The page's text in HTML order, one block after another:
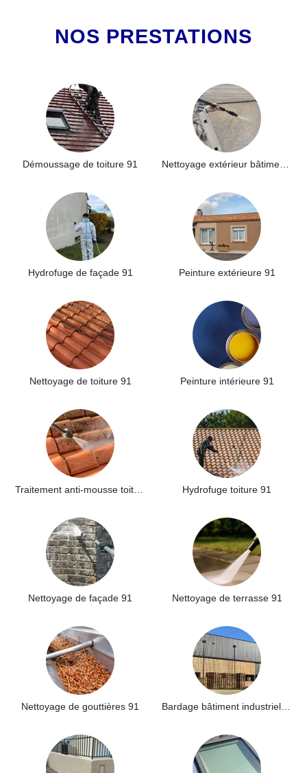
NOS PRESTATIONS
Démoussage de toiture 91
Hydrofuge de façade 91 Peinture extérieure 91
Nettoyage de toiture 91 Peinture intérieure 91
Hydrofuge toiture 91
Nettoyage de façade 91 Nettoyage de terrasse 91
Nettoyage de gouttières 91